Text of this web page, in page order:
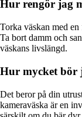
Hur rengör jag
Torka väskan med
Ta bort damm och
väskans livslängd.
Hur mycket bör
Det beror på din
kameraväska är en